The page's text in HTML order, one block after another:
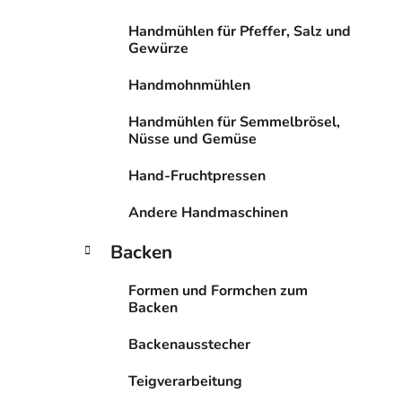
Handmühlen für Pfeffer, Salz und
Gewürze
Handmohnmühlen
Handmühlen für Semmelbrösel,
Nüsse und Gemüse
Hand-Fruchtpressen
Andere Handmaschinen
Backen
Formen und Formchen zum
Backen
Backenausstecher
Teigverarbeitung